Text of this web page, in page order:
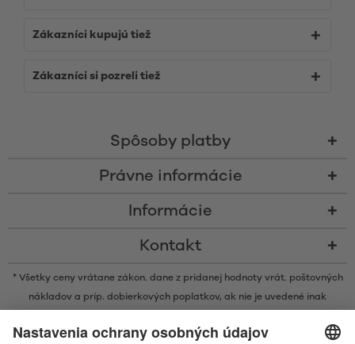
Zákazníci kupujú tiež
Zákazníci si pozreli tiež
Spôsoby platby
Právne informácie
Informácie
Kontakt
* Všetky ceny vrátane zákon. dane z pridanej hodnoty vrát. poštovných
nákladov a príp. dobierkových poplatkov, ak nie je uvedené inak
spoločnosť Bluetooth SIG, Inc. a akékoľvek používanie takýchto značiek